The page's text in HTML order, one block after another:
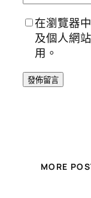
在瀏覽器
及個人網
用。
MORE